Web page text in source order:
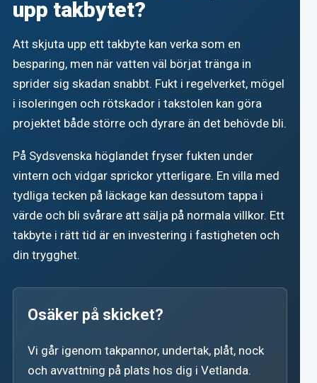
upp takbytet?
Att skjuta upp ett takbyte kan verka som en
besparing, men när vatten väl börjat tränga in
sprider sig skadan snabbt. Fukt i regelverket, mögel
i isoleringen och rötskador i takstolen kan göra
projektet både större och dyrare än det behövde bli.
På Sydsvenska höglandet fryser fukten under
vintern och vidgar sprickor ytterligare. En villa med
tydliga tecken på läckage kan dessutom tappa i
värde och bli svårare att sälja på normala villkor. Ett
takbyte i rätt tid är en investering i fastigheten och
din trygghet.
Osäker på skicket?
Vi går igenom takpannor, undertak, plåt, nock
och avvattning på plats hos dig i Vetlanda.